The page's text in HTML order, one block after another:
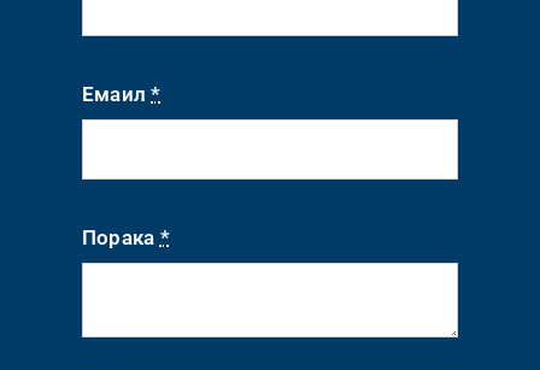
Емаил*
Порака *